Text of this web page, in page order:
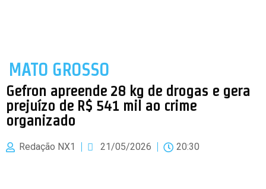
MATO GROSSO
Gefron apreende 28 kg de drogas e gera
prejuízo de R$ 541 mil ao crime
organizado
Redação NX1 21/05/2026 20:30